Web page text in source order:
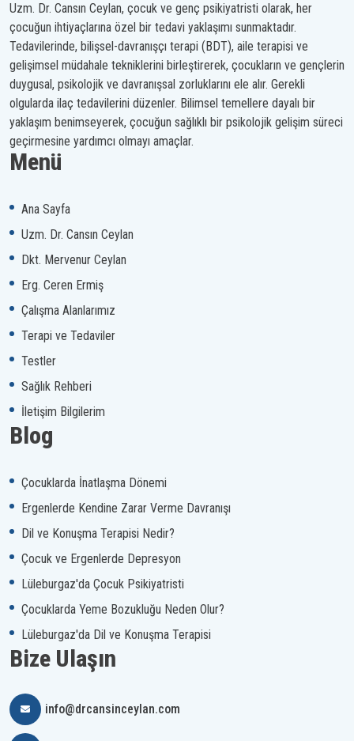
Uzm. Dr. Cansın Ceylan, çocuk ve genç psikiyatristi olarak, her
çocuğun ihtiyaçlarına özel bir tedavi yaklaşımı sunmaktadır.
Tedavilerinde, bilişsel-davranışçı terapi (BDT), aile terapisi ve
gelişimsel müdahale tekniklerini birleştirerek, çocukların ve gençlerin
duygusal, psikolojik ve davranışsal zorluklarını ele alır. Gerekli
olgularda ilaç tedavilerini düzenler. Bilimsel temellere dayalı bir
yaklaşım benimseyerek, çocuğun sağlıklı bir psikolojik gelişim süreci
geçirmesine yardımcı olmayı amaçlar.
Menü
Ana Sayfa
Uzm. Dr. Cansın Ceylan
Dkt. Mervenur Ceylan
Erg. Ceren Ermiş
Çalışma Alanlarımız
Terapi ve Tedaviler
Testler
Sağlık Rehberi
İletişim Bilgilerim
Blog
Çocuklarda İnatlaşma Dönemi
Ergenlerde Kendine Zarar Verme Davranışı
Dil ve Konuşma Terapisi Nedir?
Çocuk ve Ergenlerde Depresyon
Lüleburgaz'da Çocuk Psikiyatristi
Çocuklarda Yeme Bozukluğu Neden Olur?
Lüleburgaz'da Dil ve Konuşma Terapisi
Bize Ulaşın
info@drcansinceylan.com